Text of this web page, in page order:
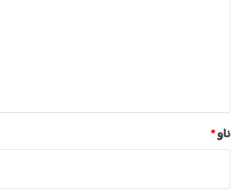
ناو*